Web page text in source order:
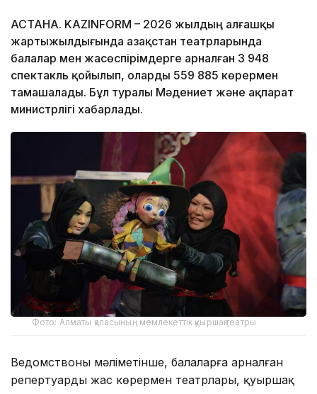
АСТАНА. KAZINFORM – 2026 жылдың алғашқы
жартыжылдығында Қазақстан театрларында
балалар мен жасөспірімдерге арналған 3 948
спектакль қойылып, оларды 559 885 көрермен
тамашалады. Бұл туралы Мәдениет және ақпарат
министрлігі хабарлады.
Фото: Алматы қаласының мемлекеттік қуыршақ театры
Ведомствоның мәліметінше, балаларға арналған
репертуарды жас көрермен театрлары, қуыршақ